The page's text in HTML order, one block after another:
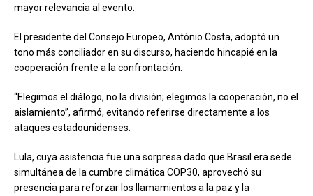
mayor relevancia al evento.
El presidente del Consejo Europeo, António Costa, adoptó un
tono más conciliador en su discurso, haciendo hincapié en la
cooperación frente a la confrontación.
“Elegimos el diálogo, no la división; elegimos la cooperación, no el
aislamiento”, afirmó, evitando referirse directamente a los
ataques estadounidenses.
Lula, cuya asistencia fue una sorpresa dado que Brasil era sede
simultánea de la cumbre climática COP30, aprovechó su
presencia para reforzar los llamamientos a la paz y la